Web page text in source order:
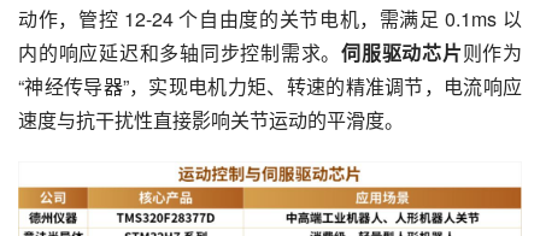
动作，管控 12-24 个自由度的关节电机，需满足 0.1ms 以
内的响应延迟和多轴同步控制需求。 伺服驱动芯片则作为
“神经传导器”，实现电机力矩、转速的精准调节，电流响应
速度与抗干扰性直接影响关节运动的平滑度。